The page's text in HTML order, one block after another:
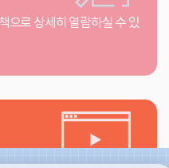
으로 상세히 열람하실 수 있